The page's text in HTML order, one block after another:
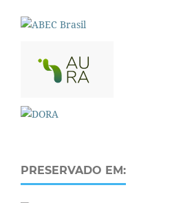
PRESERVADO EM: